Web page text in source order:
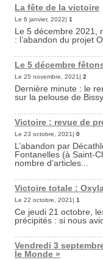
La fête de la victoire
Le 6 janvier, 2022| 1
Le 5 décembre 2021,
: l’abandon du projet
Le 5 décembre
Le 25 novembre, 2021| 2
Dernière minute : le
sur la pelouse de
Victoire : revue de
Le 23 octobre, 2021| 0
L’abandon par
Fontanelles (à Saint-
nombre d’articles...
Victoire totale :
Le 22 octobre, 2021| 1
Ce jeudi 21 octobre,
précipités : si nous
Vendredi 3
le Monde »